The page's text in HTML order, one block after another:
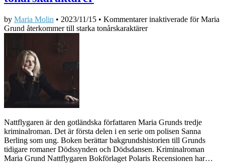
by Maria Molin • 2023/11/15 • Kommentarer inaktiverade för Maria
Grund återkommer till starka tonårskaraktärer
Nattflygaren är den gotländska författaren Maria Grunds tredje
kriminalroman. Det är första delen i en serie om polisen Sanna
Berling som ung. Boken berättar bakgrundshistorien till Grunds
tidigare romaner Dödssynden och Dödsdansen. Kriminalroman
Maria Grund Nattflygaren Bokförlaget Polaris Recensionen har…